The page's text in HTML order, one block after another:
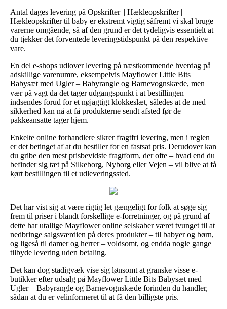
Antal dages levering på Opskrifter || Hækleopskrifter ||
Hækleopskrifter til baby er ekstremt vigtig såfremt vi skal bruge
varerne omgående, så af den grund er det tydeligvis essentielt at
du tjekker det forventede leveringstidspunkt på den respektive
vare.
En del e-shops udlover levering på næstkommende hverdag på
adskillige varenumre, eksempelvis Mayflower Little Bits
Babysæt med Ugler – Babyrangle og Barnevognskæde, men
vær på vagt da det tager udgangspunkt i at bestillingen
indsendes forud for et nøjagtigt klokkeslæt, således at de med
sikkerhed kan nå at få produkterne sendt afsted før de
pakkeansatte tager hjem.
Enkelte online forhandlere sikrer fragtfri levering, men i reglen
er det betinget af at du bestiller for en fastsat pris. Derudover kan
du gribe den mest prisbevidste fragtform, der ofte – hvad end du
befinder sig tæt på Silkeborg, Nyborg eller Vejen – vil blive at få
kørt bestillingen til et udleveringssted.
Det har vist sig at være rigtig let gængeligt for folk at søge sig
frem til priser i blandt forskellige e-forretninger, og på grund af
dette har utallige Mayflower online selskaber været tvunget til at
nedbringe salgsværdien på deres produkter – til babyer og børn,
og ligeså til damer og herrer – voldsomt, og endda nogle gange
tilbyde levering uden betaling.
Det kan dog stadigvæk vise sig lønsomt at granske visse e-
butikker efter udsalg på Mayflower Little Bits Babysæt med
Ugler – Babyrangle og Barnevognskæde forinden du handler,
sådan at du er velinformeret til at få den billigste pris.